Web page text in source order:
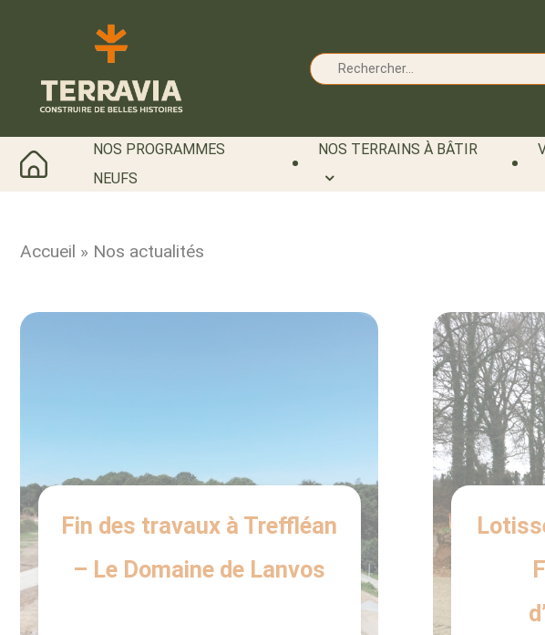
NOS PROGRAMMES
NEUFS
NOS TERRAINS À BÂTIR
Accueil » Nos actualités
Fin des travaux à Treffléan
– Le Domaine de Lanvos